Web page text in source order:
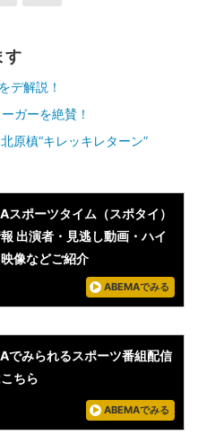
す
デ解説！
ガーを絶賛！
原槙“キレッキレターン”
スポーツタイム（スポタイ）
出演者・見逃し動画・ハイ
像などご紹介
ABEMAでみる
でみられるスポーツ番組配信
ちら
ABEMAでみる